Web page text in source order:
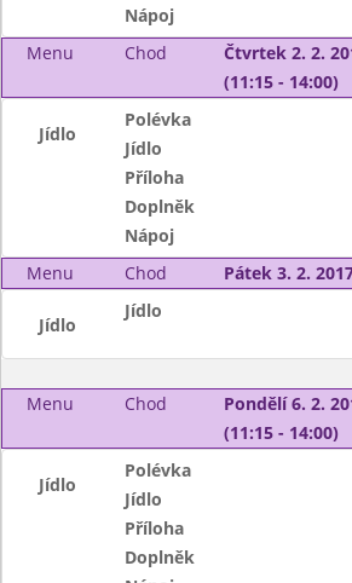
Nápoj
Menu
Chod
Čtvrtek 2. 2.
(11:15 - 14:00)
Jídlo
Polévka
Jídlo
Příloha
Doplněk
Nápoj
Menu
Chod Pátek 3. 2.
Jídlo
Jídlo
Menu Chod
Pondělí 6. 2.
(11:15 - 14:00)
Jídlo
Polévka
Jídlo
Příloha
Doplněk